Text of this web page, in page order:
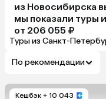
из Новосибирска
мы показали туры
от 206 055 ₽
Туры из Санкт-
По рекомендации
Кешбэк + 10 043